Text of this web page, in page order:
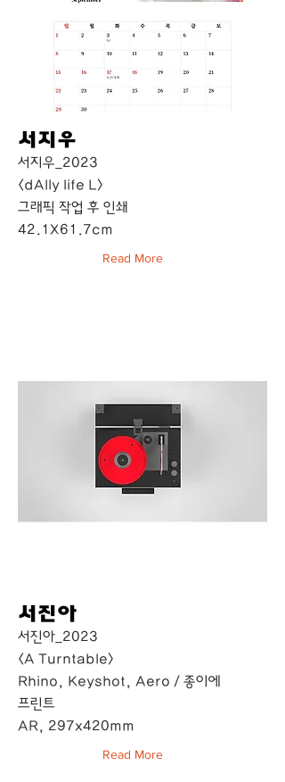
서지우
서지우_2023
<dAIly life L>
그래픽 작업 후 인쇄
42.1X61.7cm
Read More
서진아
서진아_2023
<A Turntable>
Rhino, Keyshot, Aero / 종이에
프린트
AR, 297x420mm
Read More